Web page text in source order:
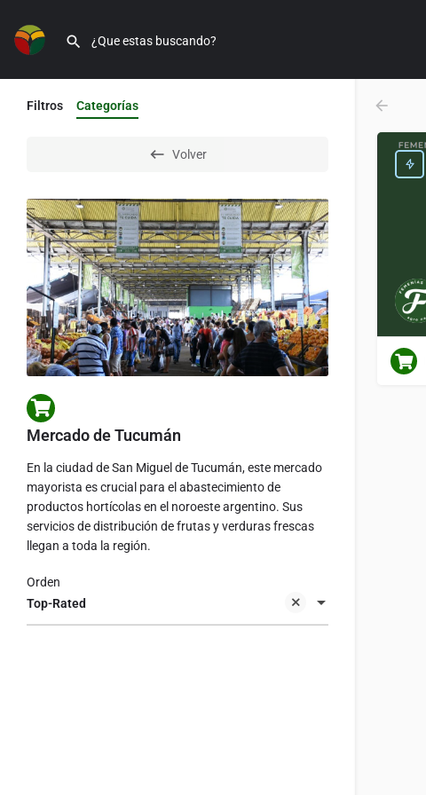
Filtros Categorías
Volver
Mercado de Tucumán
En la ciudad de San Miguel de Tucumán, este mercado
mayorista es crucial para el abastecimiento de
productos hortícolas en el noroeste argentino. Sus
servicios de distribución de frutas y verduras frescas
llegan a toda la región.
Top-Rated
Orden